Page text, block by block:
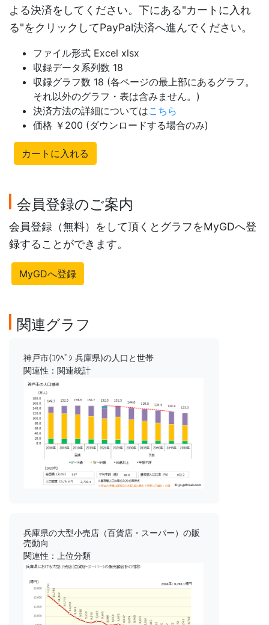
よる決済をしてください。下にある"カートに入れ
る"をクリックしてPayPal決済へ進んでください。
ファイル形式 Excel xlsx
収録データ系列数 18
収録グラフ数 18 (各ページの最上部にあるグラフ。
それ以外のグラフ・表は含みません。)
決済方法の詳細についてはこちら
価格 ￥200 (ダウンロードする場合のみ)
カートに入れる
会員登録のご案内
会員登録（無料）をして頂くとグラフをMyGDへ登
録することができます。
MyGDへ登録
関連グラフ
神戸市(ｺｳﾍﾞｼ 兵庫県)の人口と世帯
関連性：関連統計
兵庫県の大型小売店（百貨店・スーパー）の販
売動向
関連性：上位分類